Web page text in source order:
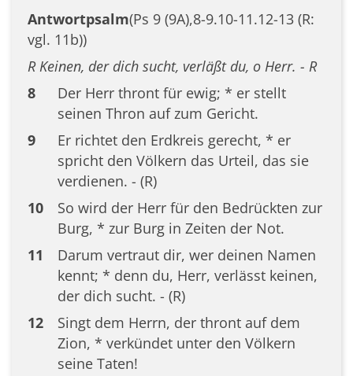
Antwortpsalm(Ps 9 (9A),8-9.10-11.12-13 (R:
vgl. 11b))
R Keinen, der dich sucht, verläßt du, o Herr. - R
8
Der Herr thront für ewig; * er stellt
seinen Thron auf zum Gericht.
9
Er richtet den Erdkreis gerecht, * er
spricht den Völkern das Urteil, das sie
verdienen. - (R)
10
So wird der Herr für den Bedrückten zur
Burg, * zur Burg in Zeiten der Not.
11
Darum vertraut dir, wer deinen Namen
kennt; * denn du, Herr, verlässt keinen,
der dich sucht. - (R)
12
Singt dem Herrn, der thront auf dem
Zion, * verkündet unter den Völkern
seine Taten!